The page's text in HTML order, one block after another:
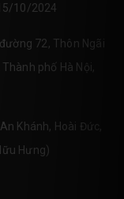
10/2024
72, Thôn Ngãi
phố Hà Nội,
Khánh, Hoài Đức,
Hưng)